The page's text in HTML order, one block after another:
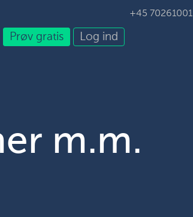
+45 70261001
Prøv gratis Log ind
m.m.